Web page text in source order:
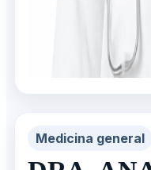
Medicina general